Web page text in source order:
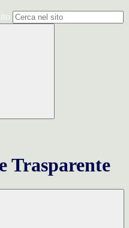
Trasparente